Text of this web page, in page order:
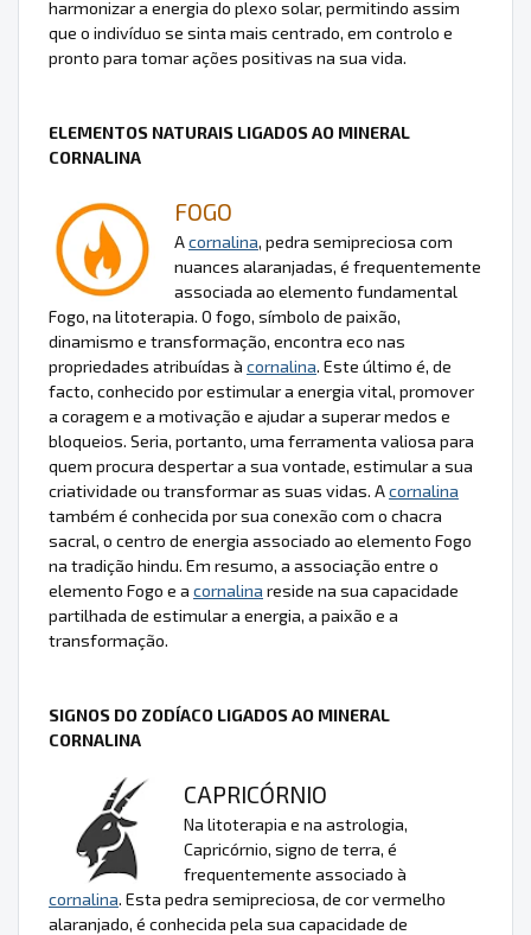
harmonizar a energia do plexo solar, permitindo assim
que o indivíduo se sinta mais centrado, em controlo e
pronto para tomar ações positivas na sua vida.
ELEMENTOS NATURAIS LIGADOS AO MINERAL
CORNALINA
FOGO
Acornalina, pedra semipreciosa com
nuances alaranjadas, é frequentemente
associada ao elemento fundamental
Fogo, na litoterapia. O fogo, símbolo de paixão,
dinamismo e transformação, encontra eco nas
propriedades atribuídas à cornalina. Este último é, de
facto, conhecido por estimular a energia vital, promover
a coragem e a motivação e ajudar a superar medos e
bloqueios. Seria, portanto, uma ferramenta valiosa para
quem procura despertar a sua vontade, estimular a sua
criatividade ou transformar as suas vidas. Acornalina
também é conhecida por sua conexão com o chacra
sacral, o centro de energia associado ao elemento Fogo
na tradição hindu. Em resumo, a associação entre o
elemento Fogo e a cornalina reside na sua capacidade
partilhada de estimular a energia, a paixão e a
transformação.
SIGNOS DO ZODÍACO LIGADOS AO MINERAL
CORNALINA
CAPRICÓRNIO
Na litoterapia e na astrologia,
Capricórnio, signo de terra, é
frequentemente associado à
cornalina. Esta pedra semipreciosa, de cor vermelho
alaranjado, é conhecida pela sua capacidade de